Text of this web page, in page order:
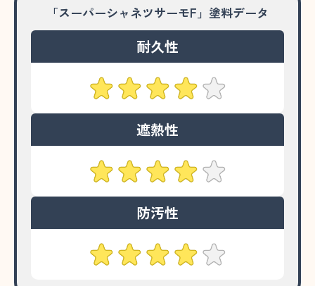
「スーパーシャネツサーモF」塗料データ
耐久性
遮熱性
防汚性